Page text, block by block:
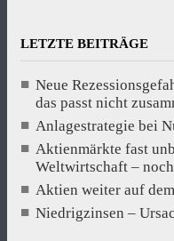
LETZTE BEITRÄGE
Neue
das passt nicht
Anlagestrategie bei
Aktienmärkte fast
Weltwirtschaft –
Aktien weiter auf
Niedrigzinsen –